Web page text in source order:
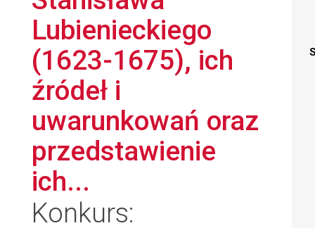
Lubienieckiego
(1623-1675), ich
źródeł i
uwarunkowań oraz
przedstawienie
ich...
Konkurs: